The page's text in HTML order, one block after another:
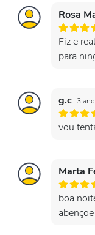
Rosa
Fiz e
para
g.c 3
vou
Marta
boa
abençoe